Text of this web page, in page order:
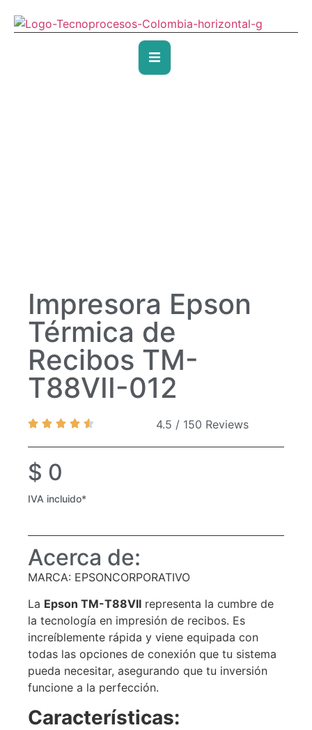
Impresora Epson
Térmica de
Recibos TM-
T88VII-012
4.5 / 150 Reviews
$ 0
IVA incluido*
Acerca de:
MARCA: EPSONCORPORATIVO
La Epson TM-T88VII representa la cumbre de
la tecnología en impresión de recibos. Es
increíblemente rápida y viene equipada con
todas las opciones de conexión que tu sistema
pueda necesitar, asegurando que tu inversión
funcione a la perfección.
Características: